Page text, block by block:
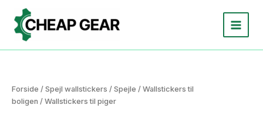
indholdet
Forside / Spejl wallstickers / Spejle / Wallstickers til
boligen / Wallstickers til piger